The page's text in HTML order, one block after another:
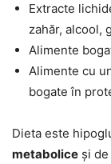
Extracte
zahăr, alcool,
Alimente
Alimente cu
bogate în
Dieta este
metabolice și